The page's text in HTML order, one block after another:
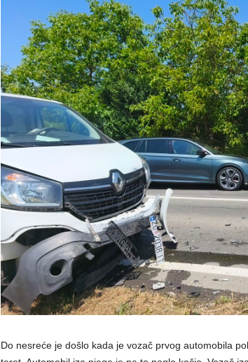
Do nesreće je došlo kada je vozač prvog automobila